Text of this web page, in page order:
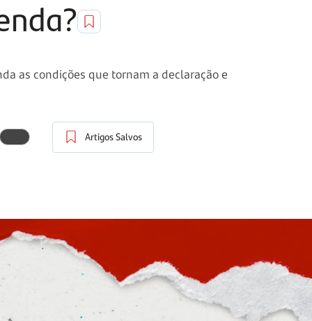
as condições que tornam a declaração e
Artigos Salvos